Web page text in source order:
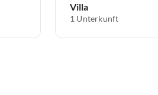
Villa
1 Unterkunft